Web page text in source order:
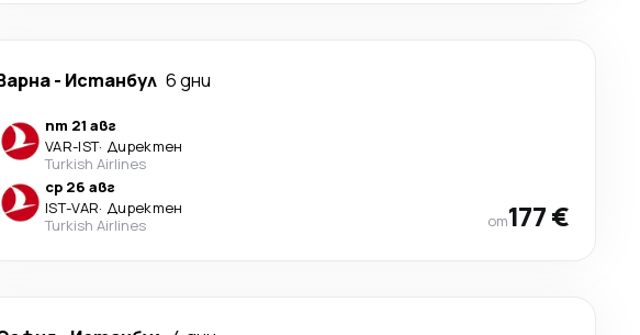
- Истанбул 6 дни
пт 21 авг
VAR-IST· Директен
Turkish Airlines
ср 26 авг
IST-VAR· Директен
Turkish Airlines
от177 €